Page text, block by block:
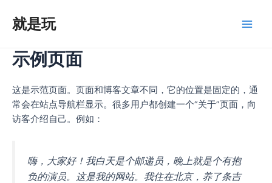
就是玩
示例页面
这是示范页面。页面和博客文章不同，它的位置是固定的，通
常会在站点导航栏显示。很多用户都创建一个“关于”页面，向
访客介绍自己。例如：
嗨，大家好！我白天是个邮递员，晚上就是个有抱
负的演员。这是我的网站。我住在北京，养了条吉